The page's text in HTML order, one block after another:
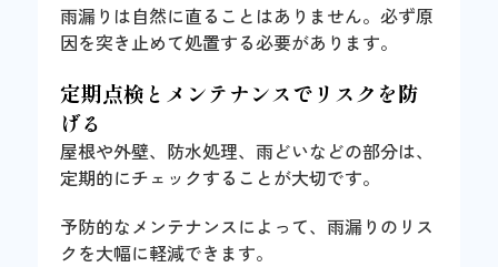
雨漏りは自然に直ることはありません。必ず原
因を突き止めて処置する必要があります。
定期点検とメンテナンスでリスクを防
げる
屋根や外壁、防水処理、雨どいなどの部分は、
定期的にチェックすることが大切です。
予防的なメンテナンスによって、雨漏りのリス
クを大幅に軽減できます。